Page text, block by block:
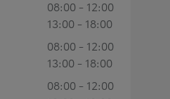
08:00 - 12:00
13:00 - 18:00
08:00 - 12:00
13:00 - 18:00
08:00 - 12:00